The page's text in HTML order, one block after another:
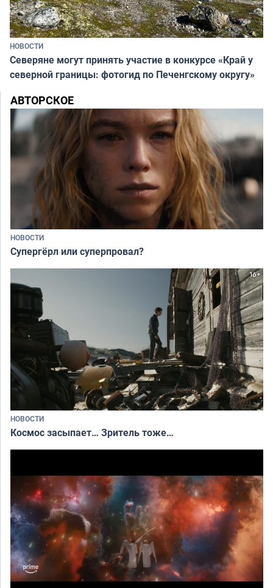
НОВОСТИ
Северяне могут принять участие в конкурсе «Край у
северной границы: фотогид по Печенгскому округу»
АВТОРСКОЕ
НОВОСТИ
Супергёрл или суперпровал?
НОВОСТИ
Космос засыпает… Зритель тоже…